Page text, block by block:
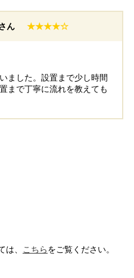
ん ★★★★☆
ました。設置まで少し時間
まで丁寧に流れを教えても
、 こちらをご覧ください。